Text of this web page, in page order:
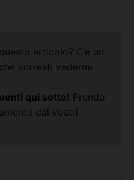
articolo? C’è un
vorresti vedermi
qui sotto! Prendo
dai vostri